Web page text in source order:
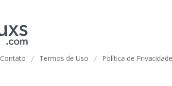
Contato / Termos de Uso / Política de Privacidade